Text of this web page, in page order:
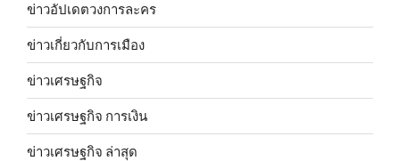
ข่าวอัปเดตวงการละคร
ข่าวเกี่ยวกับการเมือง
ข่าวเศรษฐกิจ
ข่าวเศรษฐกิจ การเงิน
ข่าวเศรษฐกิจ ล่าสุด